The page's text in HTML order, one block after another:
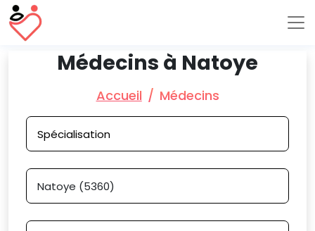
Médecins à Natoye
Accueil Médecins